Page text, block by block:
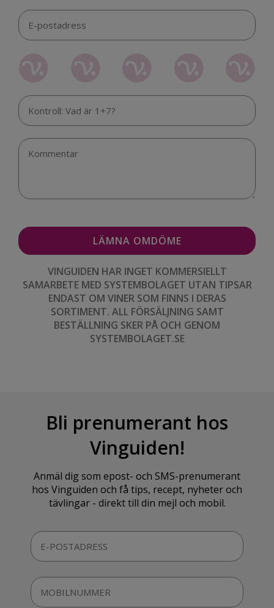
VINGUIDEN HAR INGET KOMMERSIELLT
SAMARBETE MED SYSTEMBOLAGET UTAN TIPSAR
ENDAST OM VINER SOM FINNS I DERAS
SORTIMENT. ALL FÖRSÄLJNING SAMT
BESTÄLLNING SKER PÅ OCH GENOM
SYSTEMBOLAGET.SE
Bli prenumerant hos
Vinguiden!
Anmäl dig som epost- och SMS-prenumerant
hos Vinguiden och få tips, recept, nyheter och
tävlingar - direkt till din mejl och mobil.